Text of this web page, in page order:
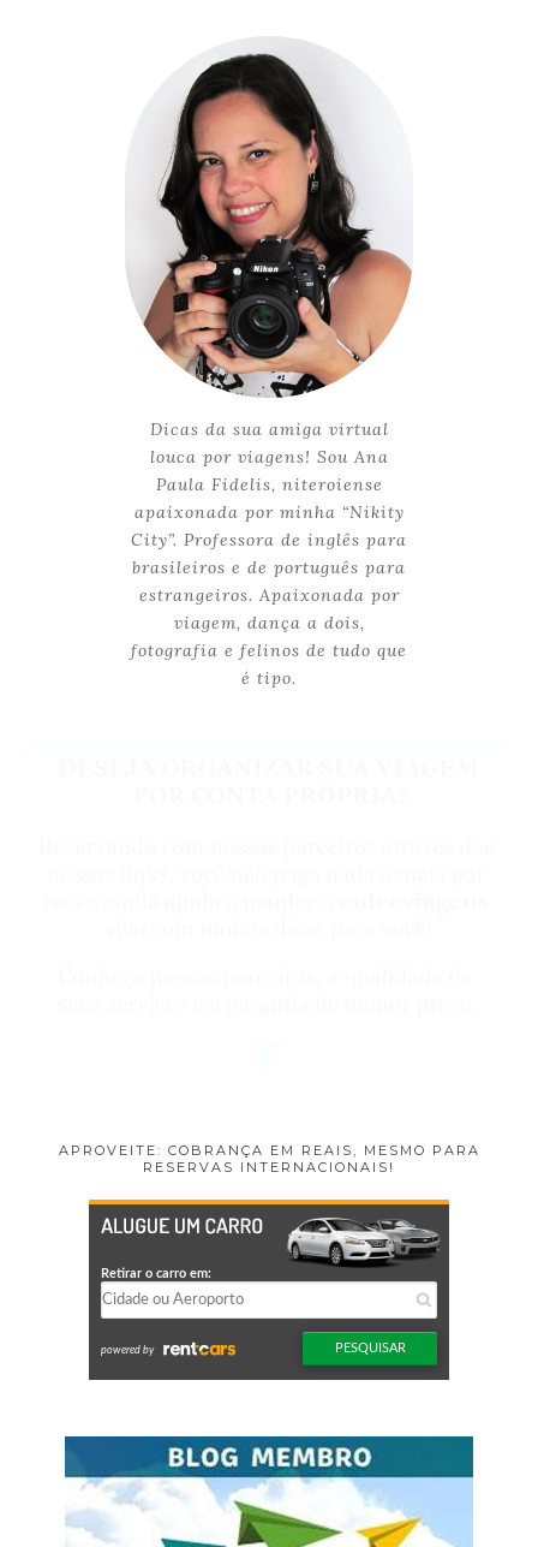
Dicas da sua amiga virtual
louca por viagens! Sou Ana
Paula Fidelis, niteroiense
apaixonada por minha “Nikity
City”. Professora de inglês para
brasileiros e de português para
estrangeiros. Apaixonada por
viagem, dança a dois,
fotografia e felinos de tudo que
é tipo.
APROVEITE: COBRANÇA EM REAIS, MESMO PARA
RESERVAS INTERNACIONAIS!